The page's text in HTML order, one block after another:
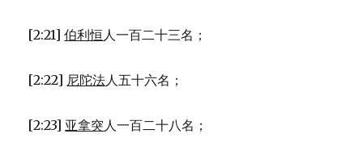
[2:21]伯利恒人一百二十三名；
[2:22] 尼陀法人五十六名；
[2:23] 亚拿突人一百二十八名；